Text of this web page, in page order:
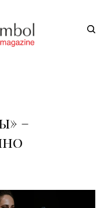
–